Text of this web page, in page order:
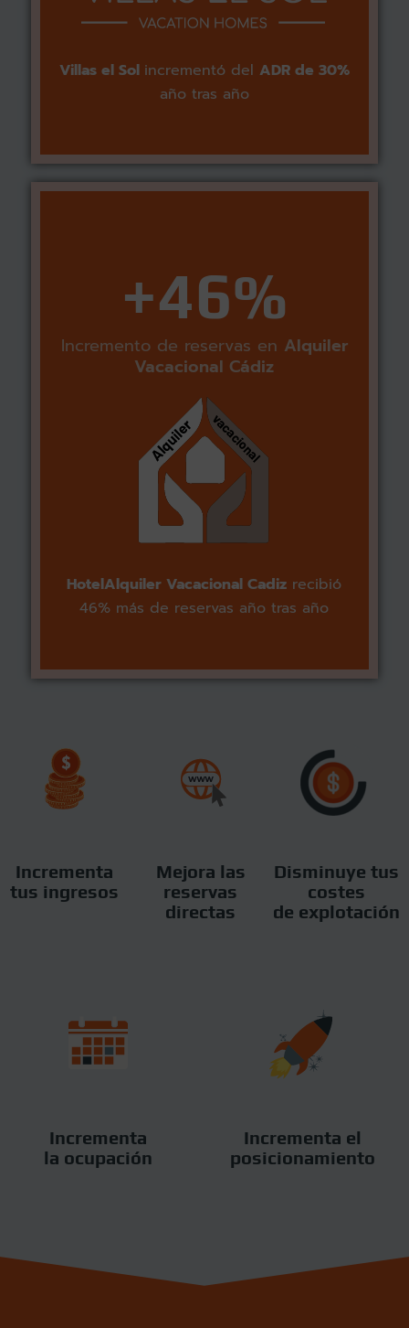
Villas el Sol incrementó del ADR de 30%
año tras año
+46%
Incremento de reservas en Alquiler
Vacacional Cádiz
HotelAlquiler Vacacional Cadiz recibió
46% más de reservas año tras año
Incrementa
tus ingresos
Mejora las
reservas
directas
Disminuye tus
costes
de explotación
Incrementa
la ocupación
Incrementa el
posicionamiento